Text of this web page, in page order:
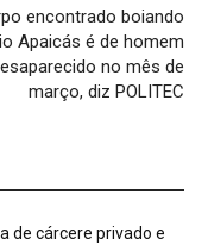
encontrado boiando
Apaicás é de homem
no mês de
março, diz POLITEC
de cárcere privado e